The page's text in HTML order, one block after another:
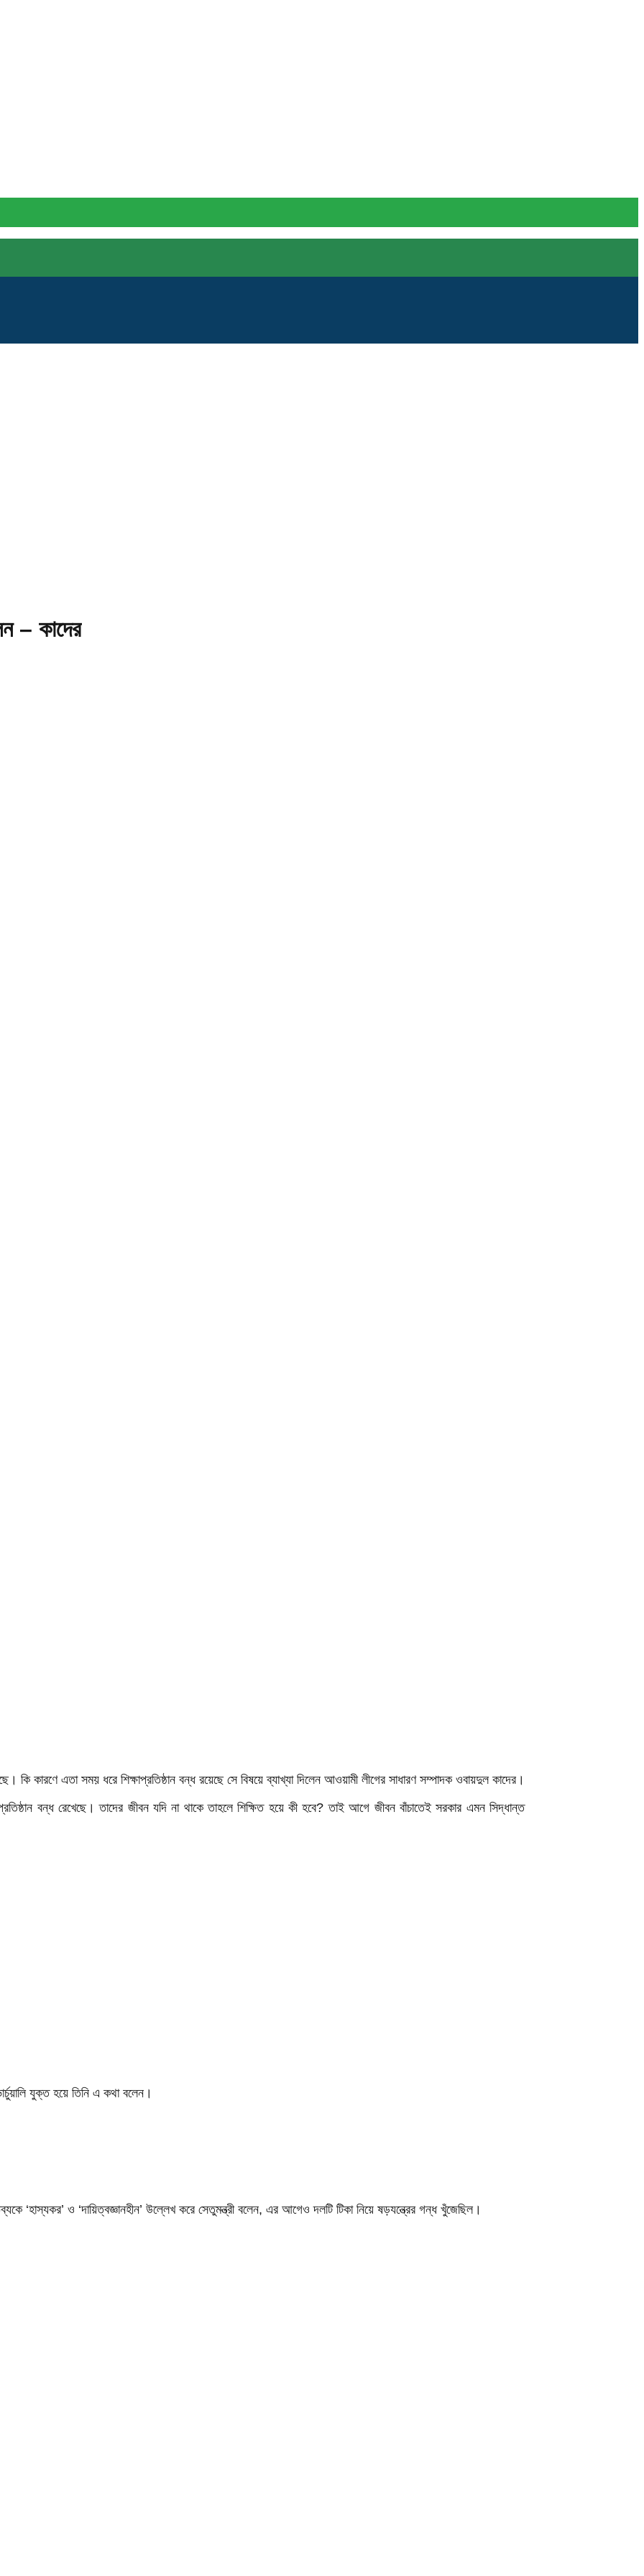
– কাদের
কি কারণে এতা সময় ধরে শিক্ষাপ্রতিষ্ঠান বন্ধ রয়েছে সে বিষয়ে ব্যাখ্যা দিলেন আওয়ামী লীগের সাধারণ সম্পাদক ওবায়দুল কাদের।
বন্ধ রেখেছে। তাদের জীবন যদি না থাকে তাহলে শিক্ষিত হয়ে কী হবে? তাই আগে জীবন বাঁচাতেই সরকার এমন সিদ্ধান্ত
যুক্ত হয়ে তিনি এ কথা বলেন।
‘হাস্যকর’ ও ‘দায়িত্বজ্ঞানহীন’ উল্লেখ করে সেতুমন্ত্রী বলেন, এর আগেও দলটি টিকা নিয়ে ষড়যন্ত্রের গন্ধ খুঁজেছিল।